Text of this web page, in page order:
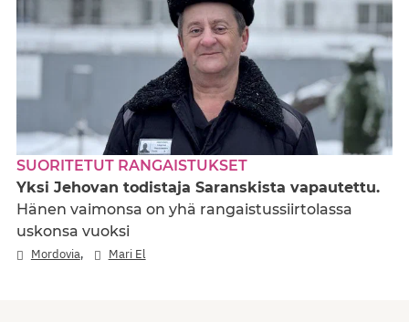
SUORITETUT RANGAISTUKSET
Yksi Jehovan todistaja Saranskista vapautettu.
Hänen vaimonsa on yhä rangaistussiirtolassa
uskonsa vuoksi
Mordovia, Mari El